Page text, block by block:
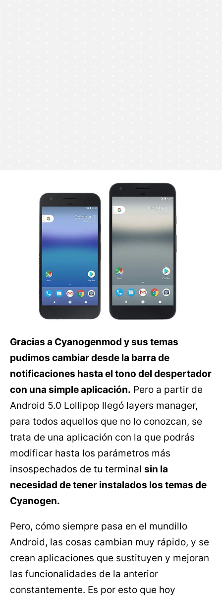
Gracias a Cyanogenmod y sus temas
pudimos cambiar desde la barra de
notificaciones hasta el tono del despertador
con una simple aplicación. Pero a partir de
Android 5.0 Lollipop llegó layers manager,
para todos aquellos que no lo conozcan, se
trata de una aplicación con la que podrás
modificar hasta los parámetros más
insospechados de tu terminal sin la
necesidad de tener instalados los temas de
Cyanogen.
Pero, cómo siempre pasa en el mundillo
Android, las cosas cambian muy rápido, y se
crean aplicaciones que sustituyen y mejoran
las funcionalidades de la anterior
constantemente. Es por esto que hoy